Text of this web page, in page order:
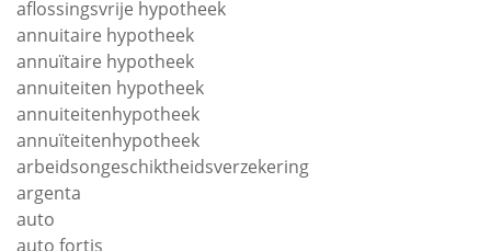
aflossingsvrije hypotheek
annuitaire hypotheek
annuïtaire hypotheek
annuiteiten hypotheek
annuiteitenhypotheek
annuïteitenhypotheek
arbeidsongeschiktheidsverzekering
argenta
auto
auto fortis